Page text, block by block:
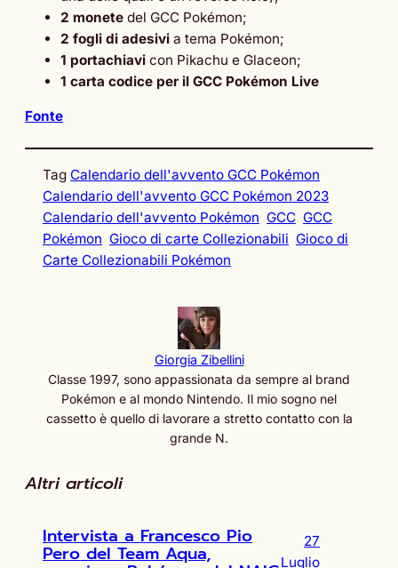
2 monete del GCC Pokémon;
2 fogli di adesivi a tema Pokémon;
1 portachiavi con Pikachu e Glaceon;
1 carta codice per il GCC Pokémon Live
Fonte
Tag Calendario dell'avvento GCC Pokémon
Calendario dell'avvento GCC Pokémon 2023
Calendario dell'avvento Pokémon GCC GCC
Pokémon Gioco di carte Collezionabili Gioco di
Carte Collezionabili Pokémon
Giorgia Zibellini
Classe 1997, sono appassionata da sempre al brand
Pokémon e al mondo Nintendo. Il mio sogno nel
cassetto è quello di lavorare a stretto contatto con la
grande N.
Altri articoli
Intervista a Francesco Pio
Pero del Team Aqua,
27
Luglio